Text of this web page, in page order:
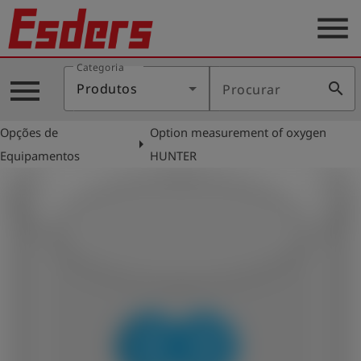
Produtos
account_circle Conecte-
menu
menu
Categoria
Produtos Procurar search
Opções de
Equipamentos
arrow_right
Option measurement of oxygen
HUNTER